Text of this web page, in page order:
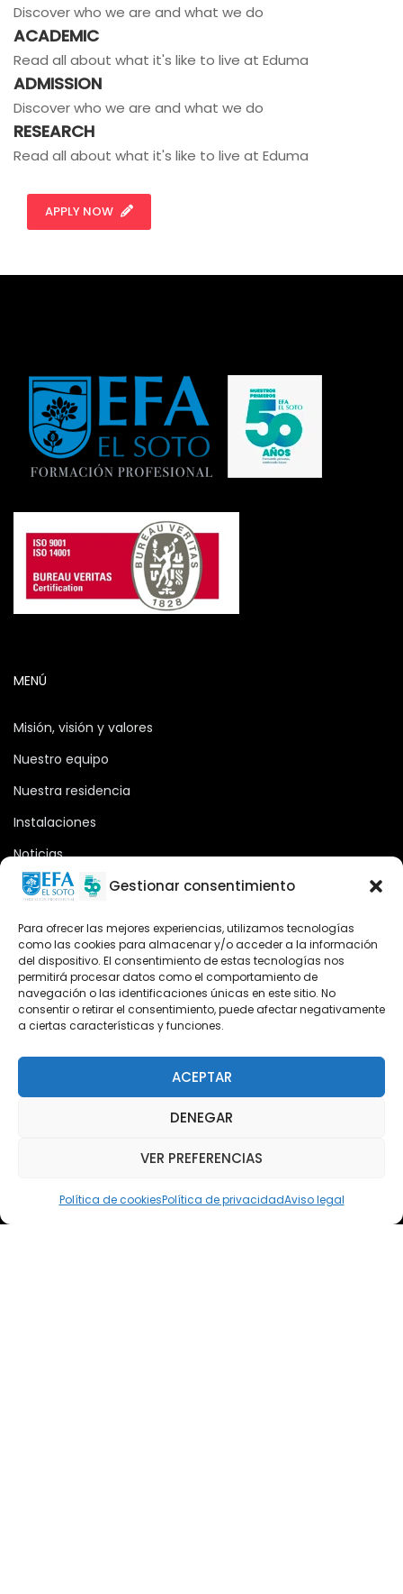
Gestionar consentimiento
Para ofrecer las mejores experiencias, utilizamos tecnologías
como las cookies para almacenar y/o acceder a la información
del dispositivo. El consentimiento de estas tecnologías nos
permitirá procesar datos como el comportamiento de
navegación o las identificaciones únicas en este sitio. No
consentir o retirar el consentimiento, puede afectar negativamente
a ciertas características y funciones.
ACEPTAR
DENEGAR
VER PREFERENCIAS
Política de cookiesPolítica de privacidadAviso legal
Discover who we are and what we do
ACADEMIC
Read all about what it's like to live at Eduma
ADMISSION
Discover who we are and what we do
RESEARCH
Read all about what it's like to live at Eduma
APPLY NOW
MENÚ
Misión, visión y valores
Nuestro equipo
Nuestra residencia
Instalaciones
Noticias
Oferta formativa
Plataforma 2.0
Acceso Cursos UNIR
Teléfono: (+34) 958 455 085
Teléfono: (+34) 618 370 813